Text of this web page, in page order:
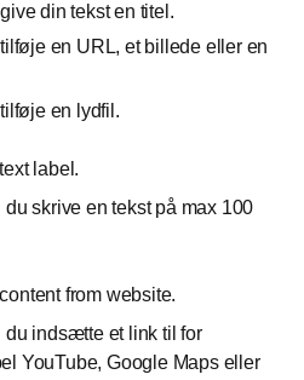
din tekst en titel.
en URL, et billede eller en
en lydfil.
label.
du skrive en tekst på max 100
from website.
du indsætte et link til for
YouTube, Google Maps eller